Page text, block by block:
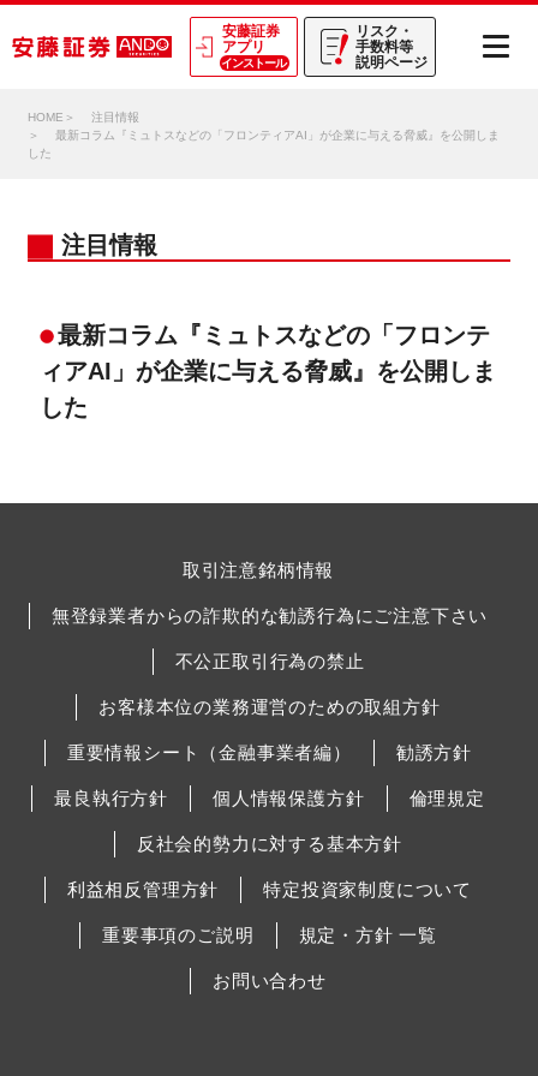
リスク・
手数料等
説明ページ
安藤証券
アプリ
インストール
HOME
注目情報
最新コラム『ミュトスなどの「フロンティアAI」が企業に与える脅威』を公開しま
した
注目情報
最新コラム『ミュトスなどの「フロンテ
ィアAI」が企業に与える脅威』を公開しま
した
取引注意銘柄情報
無登録業者からの詐欺的な勧誘行為にご注意下さい
不公正取引行為の禁止
お客様本位の業務運営のための取組方針
重要情報シート（金融事業者編） 勧誘方針
最良執行方針 個人情報保護方針 倫理規定
反社会的勢力に対する基本方針
利益相反管理方針 特定投資家制度について
重要事項のご説明 規定・方針 一覧
お問い合わせ